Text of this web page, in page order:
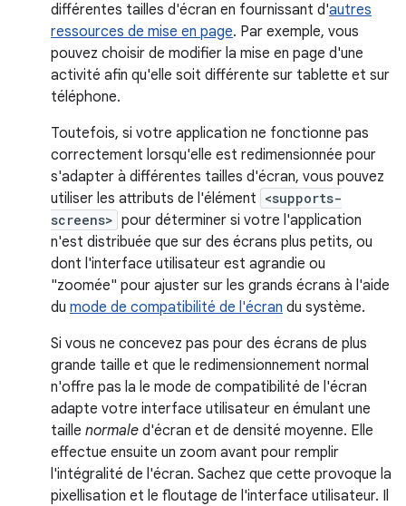
différentes tailles d'écran en fournissant d'autres
ressources de mise en page. Par exemple, vous
pouvez choisir de modifier la mise en page d'une
activité afin qu'elle soit différente sur tablette et sur
téléphone.
Toutefois, si votre application ne fonctionne pas
correctement lorsqu'elle est redimensionnée pour
s'adapter à différentes tailles d'écran, vous pouvez
utiliser les attributs de l'élément <supports-
screens> pour déterminer si votre l'application
n'est distribuée que sur des écrans plus petits, ou
dont l'interface utilisateur est agrandie ou
"zoomée" pour ajuster sur les grands écrans à l'aide
du mode de compatibilité de l'écran du système.
Si vous ne concevez pas pour des écrans de plus
grande taille et que le redimensionnement normal
n'offre pas la le mode de compatibilité de l'écran
adapte votre interface utilisateur en émulant une
taille normale d'écran et de densité moyenne. Elle
effectue ensuite un zoom avant pour remplir
l'intégralité de l'écran. Sachez que cette provoque la
pixellisation et le floutage de l'interface utilisateur. Il